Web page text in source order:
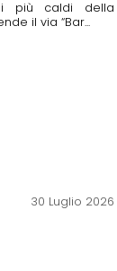
più caldi della
il via “Bar...
30 Luglio 2026